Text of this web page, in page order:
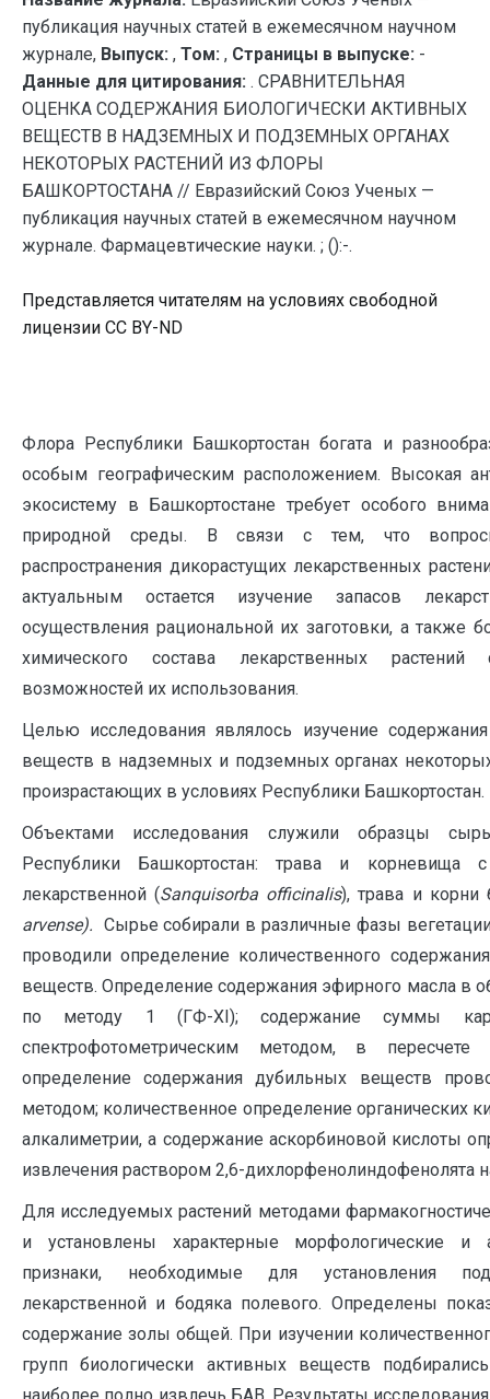
публикация научных статей в ежемесячном научном
журнале, Выпуск: , Том: , Страницы в выпуске: -
Данные для цитирования: . СРАВНИТЕЛЬНАЯ
ОЦЕНКА СОДЕРЖАНИЯ БИОЛОГИЧЕСКИ АКТИВНЫХ
ВЕЩЕСТВ В НАДЗЕМНЫХ И ПОДЗЕМНЫХ ОРГАНАХ
НЕКОТОРЫХ РАСТЕНИЙ ИЗ ФЛОРЫ
БАШКОРТОСТАНА // Евразийский Союз Ученых —
публикация научных статей в ежемесячном научном
журнале. Фармацевтические науки. ; ():-.
Представляется читателям на условиях свободной
лицензии CC BY-ND
Флора Республики Башкортостан богата и
особым географическим расположением. Высокая
экосистему в Башкортостане требует особого
природной среды. В связи с тем, что
распространения дикорастущих лекарственных
актуальным остается изучение запасов
осуществления рациональной их заготовки, а также
химического состава лекарственных
возможностей их использования.
Целью исследования являлось изучение
веществ в надземных и подземных органах
произрастающих в условиях Республики Башкортостан.
Объектами исследования служили образцы
Республики Башкортостан: трава и корневища
лекарственной (Sanquisorba officinalis), трава и корни
arvense). Сырье собирали в различные фазы
проводили определение количественного
веществ. Определение содержания эфирного масла в
по методу 1 (ГФ-ХI); содержание суммы
спектрофотометрическим методом, в
определение содержания дубильных веществ
методом; количественное определение органических
алкалиметрии, а содержание аскорбиновой кислоты
извлечения раствором 2,6-дихлорфенолиндофенолята
Для исследуемых растений методами
и установлены характерные морфологические и
признаки, необходимые для установления
лекарственной и бодяка полевого. Определены
содержание золы общей. При изучении
групп биологически активных веществ